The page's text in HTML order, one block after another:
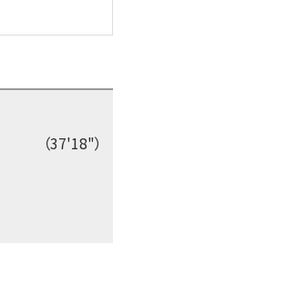
（37'18"）